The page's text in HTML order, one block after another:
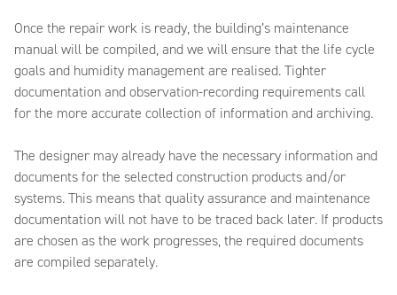
Once the repair work is ready, the building’s maintenance
manual will be compiled, and we will ensure that the life cycle
goals and humidity management are realised. Tighter
documentation and observation-recording requirements call
for the more accurate collection of information and archiving.
The designer may already have the necessary information and
documents for the selected construction products and/or
systems. This means that quality assurance and maintenance
documentation will not have to be traced back later. If products
are chosen as the work progresses, the required documents
are compiled separately.